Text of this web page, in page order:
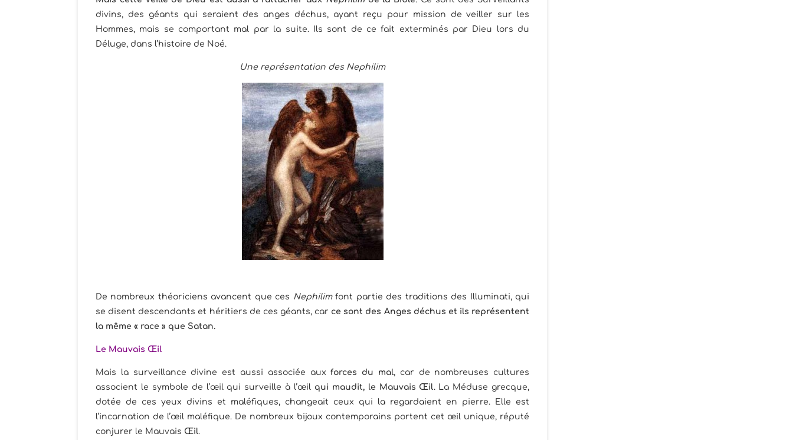
divins, des géants qui seraient des anges déchus, ayant reçu pour mission de veiller sur les
Hommes, mais se comportant mal par la suite. Ils sont de ce fait exterminés par Dieu lors du
Déluge, dans l’histoire de Noé.
Une représentation des Nephilim
De nombreux théoriciens avancent que ces Nephilimfont partie des traditions des Illuminati, qui
se disent descendants et héritiers de ces géants, car ce sont des Anges déchus et ils représentent
la même « race » que Satan.
Le Mauvais Œil
Mais la surveillance divine est aussi associée auxforces du mal, car de nombreuses cultures
associent le symbole de l’œil qui surveille à l’œil qui maudit, le Mauvais Œil. La Méduse grecque,
dotée de ces yeux divins et maléfiques, changeait ceux qui la regardaient en pierre. Elle est
l’incarnation de l’œil maléfique. De nombreux bijoux contemporains portent cet œil unique, réputé
conjurer le Mauvais Œil.